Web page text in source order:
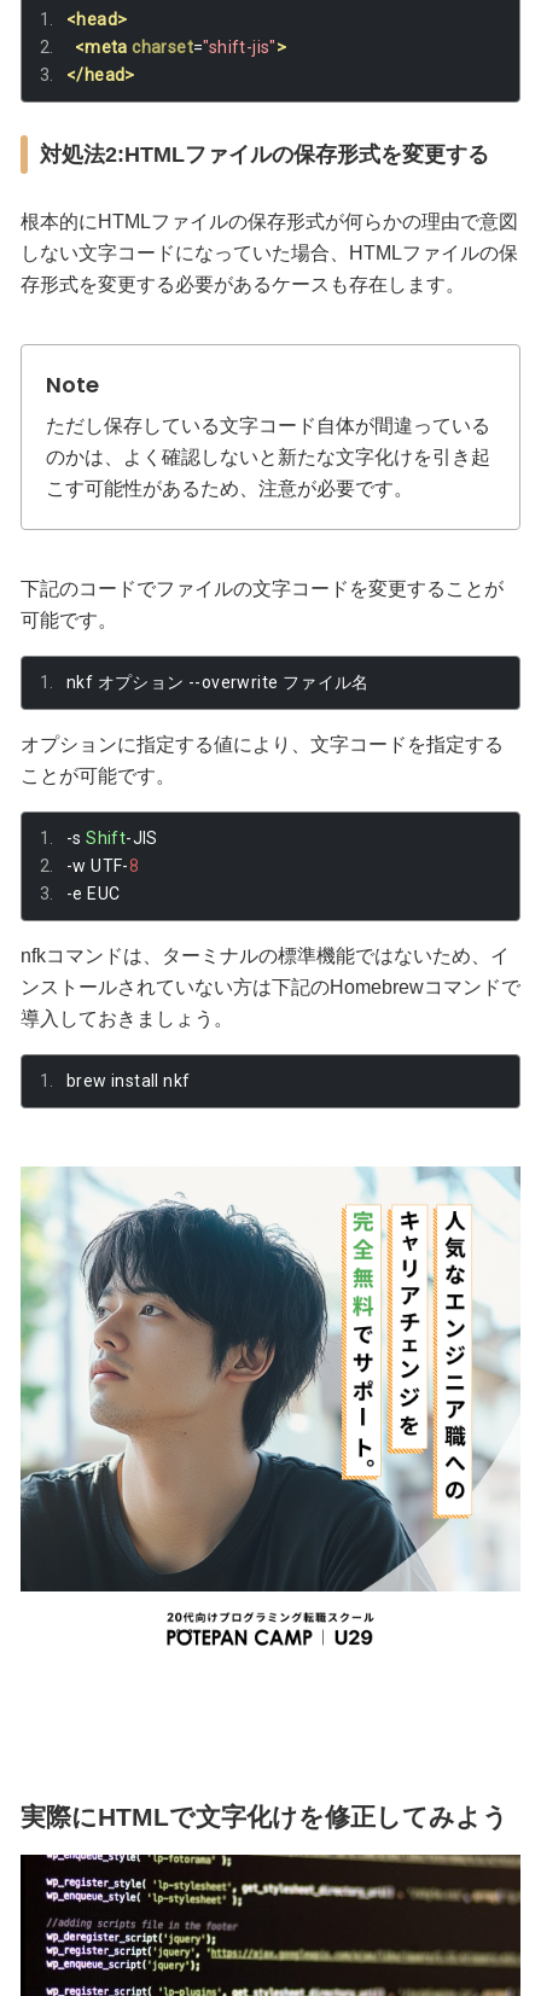
<head>
<meta charset="shift-jis">
</head>
対処法2:HTMLファイルの保存形式を変更する
根本的にHTMLファイルの保存形式が何らかの理由で意図
しない文字コードになっていた場合、HTMLファイルの保
存形式を変更する必要があるケースも存在します。
ただし保存している文字コード自体が間違っている
のかは、よく確認しないと新たな文字化けを引き起
こす可能性があるため、注意が必要です。
下記のコードでファイルの文字コードを変更することが
可能です。
nkf オプション --overwrite ファイル名
オプションに指定する値により、文字コードを指定する
ことが可能です。
-s Shift-JIS
-w UTF-8
-e EUC
nfkコマンドは、ターミナルの標準機能ではないため、イ
ンストールされていない方は下記のHomebrewコマンドで
導入しておきましょう。
brew install nkf
実際にHTMLで文字化けを修正してみよう